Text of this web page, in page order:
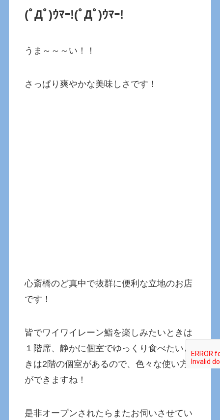
(ﾟДﾟ)ｳﾏｰ!(ﾟДﾟ)ｳﾏｰ!
うま～～～い！！
さっぱり爽やかな美味しさです！
心斎橋のど真中で抜群に便利な立地のお店
です！
皆でワイワイレーン鮨を楽しみたいときは
１階席、静かに個室でゆっくり食べたいと
きは2階の個室があるので、色々な使い方
ができますね！
是非オープンされたらまたお伺いさせてい